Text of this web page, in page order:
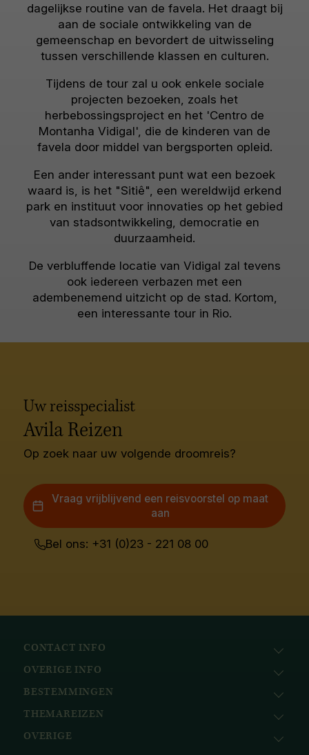
dagelijkse routine van de favela. Het draagt ​​bij
aan de sociale ontwikkeling van de
gemeenschap en bevordert de uitwisseling
tussen verschillende klassen en culturen.
Tijdens de tour zal u ook enkele sociale
projecten bezoeken, zoals het
herbebossingsproject en het 'Centro de
Montanha Vidigal', die de kinderen van de
favela door middel van bergsporten opleid.
Een ander interessant punt wat een bezoek
waard is, is het "Sitiê", een wereldwijd erkend
park en instituut voor innovaties op het gebied
van stadsontwikkeling, democratie en
duurzaamheid.
De verbluffende locatie van Vidigal zal tevens
ook iedereen verbazen met een
adembenemend uitzicht op de stad. Kortom,
een interessante tour in Rio.
Uw reisspecialist
Avila Reizen
Op zoek naar uw volgende droomreis?
Vraag vrijblijvend een reisvoorstel op maat
aan
Bel ons: +31 (0)23 - 221 08 00
CONTACT INFO
Avila Reizen
Nieuwe Gracht 78
+31 (0) 23 221 0800
+32 (0) 33 880 226
OVERIGE INFO
KvK: 51111616
BTW nr.: NL823096415B01
NL58ABNA0617518297
BESTEMMINGEN
Afrika
Azië
THEMAREIZEN
Cruises
OVERIGE